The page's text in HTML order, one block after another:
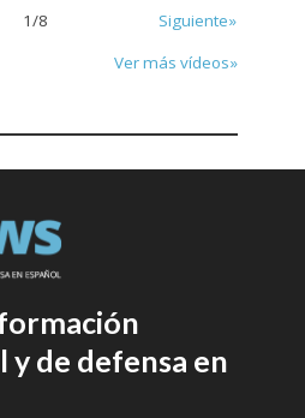
1/8
Siguiente»
Ver más vídeos»
y de defensa en